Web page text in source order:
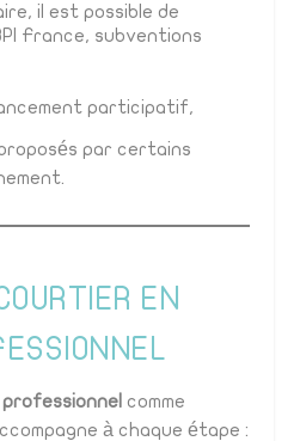
il est possible de
France, subventions
participatif,
par certains
EN
comme
à chaque étape :